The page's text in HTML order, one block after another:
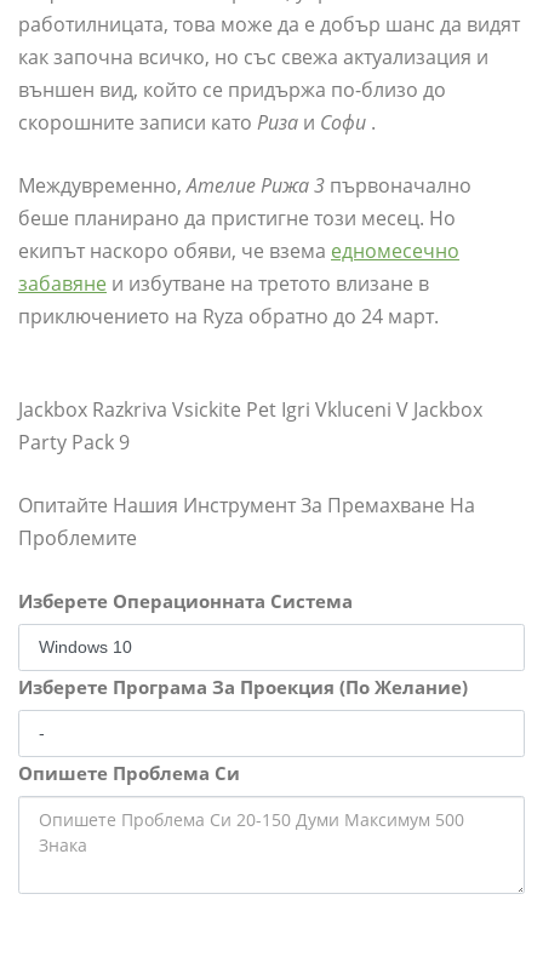
работилницата, това може да е добър шанс да видят
как започна всичко, но със свежа актуализация и
външен вид, който се придържа по-близо до
скорошните записи като Риза и Софи .
Междувременно,Ателие Рижа 3 първоначално
беше планирано да пристигне този месец. Но
екипът наскоро обяви, че взема едномесечно
забавяне и избутване на третото влизане в
приключението на Ryza обратно до 24 март.
Jackbox Razkriva Vsickite Pet Igri Vkluceni V Jackbox
Party Pack 9
Опитайте Нашия Инструмент За Премахване На
Проблемите
Изберете Операционната Система
Изберете Програма За Проекция (По Желание)
Опишете Проблема Си